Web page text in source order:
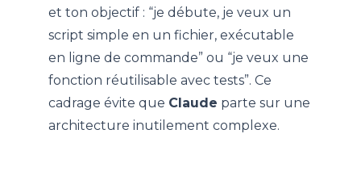
et ton objectif : “je débute, je veux un
script simple en un fichier, exécutable
en ligne de commande” ou “je veux une
fonction réutilisable avec tests”. Ce
cadrage évite que Claude parte sur une
architecture inutilement complexe.